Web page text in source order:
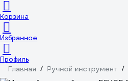
Корзина
Избранное
Профиль
Главная / Ручной инструмент /